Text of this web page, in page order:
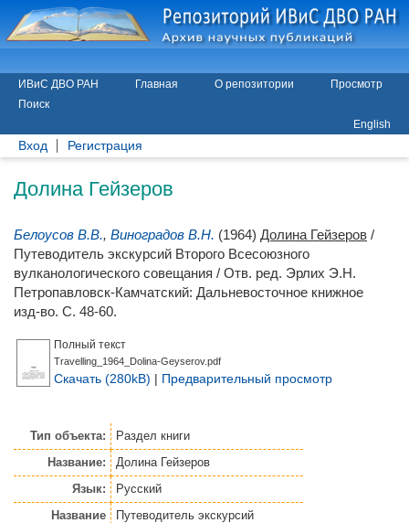
ИВиС ДВО РАН Главная О репозитории
Просмотр
Поиск
English
Вход Регистрация
Долина Гейзеров
Белоусов В.В., Виноградов В.Н. (1964) Долина Гейзеров /
Путеводитель экскурсий Второго Всесоюзного
вулканологического совещания / Отв. ред. Эрлих Э.Н.
Петропавловск-Камчатский: Дальневосточное книжное
изд-во. С. 48-60.
Полный текст
Travelling_1964_Dolina-Geyserov.pdf
Скачать (280kB) | Предварительный просмотр
Тип объекта:
Раздел книги
Название:
Долина Гейзеров
Язык:
Русский
Название
Путеводитель экскурсий